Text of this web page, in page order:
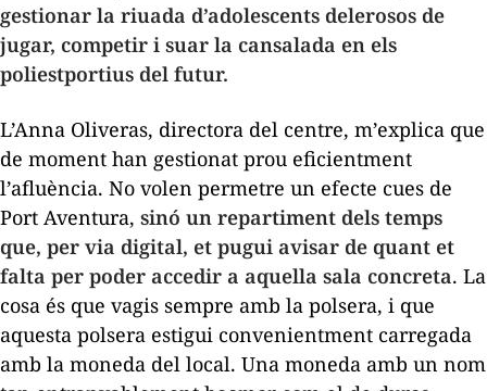
gestionar la riuada d’adolescents delerosos de
jugar, competir i suar la cansalada en els
poliestportius del futur.
L’Anna Oliveras, directora del centre, m’explica que
de moment han gestionat prou eficientment
l’afluència. No volen permetre un efecte cues de
Port Aventura, sinó un repartiment dels temps
que, per via digital, et pugui avisar de quant et
falta per poder accedir a aquella sala concreta. La
cosa és que vagis sempre amb la polsera, i que
aquesta polsera estigui convenientment carregada
amb la moneda del local. Una moneda amb un nom